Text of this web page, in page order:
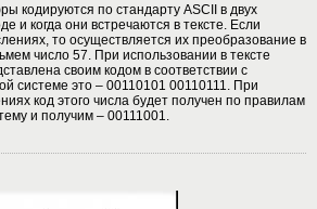
кодируются по стандарту ASCII в двух
и когда они встречаются в тексте. Если
то осуществляется их преобразование в
число 57. При использовании в тексте
своим кодом в соответствии с
системе это – 00110101 00110111. При
код этого числа будет получен по правилам
и получим – 00111001.